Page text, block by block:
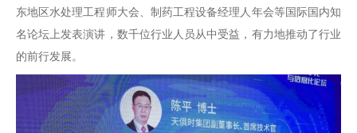
东地区水处理工程师大会、制药工程设备经理人年会等国际国内知
名论坛上发表演讲，数千位行业人员从中受益，有力地推动了行业
的前行发展。